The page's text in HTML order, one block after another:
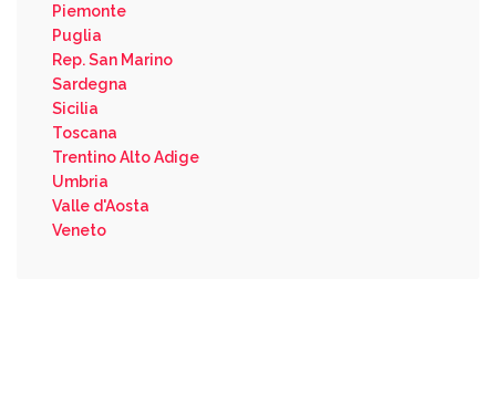
Piemonte
Puglia
Rep. San Marino
Sardegna
Sicilia
Toscana
Trentino Alto Adige
Umbria
Valle d'Aosta
Veneto